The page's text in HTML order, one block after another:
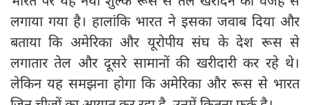
लगाया गया है। हालांकि भारत ने इसका जवाब दिया और
बताया कि अमेरिका और यूरोपीय संघ के देश रूस से
लगातार तेल और दूसरे सामानों की खरीदारी कर रहे थे।
लेकिन यह समझना होगा कि अमेरिका और रूस से भारत